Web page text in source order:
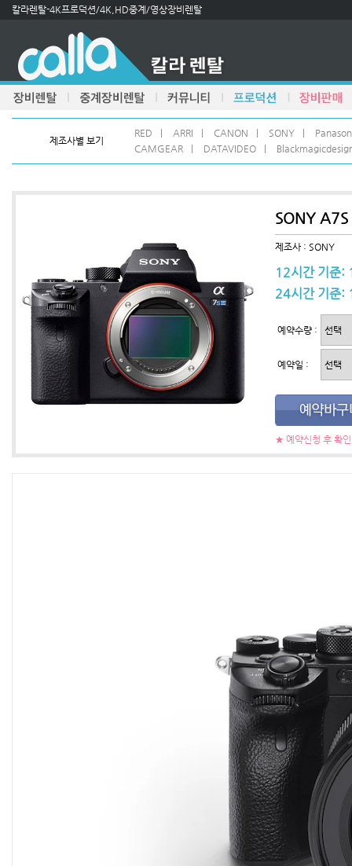
칼라렌탈-4K프로덕션/4K,HD중계/영상장비렌탈
제조사별 보기
RED ARRI CANON SONY
CAMGEAR
DATAVIDEO
SONY A7S
제조사 : SONY
12시간 기준
24시간 기준:
예약수량 :
예약일 :
★ 예약신청 후 확